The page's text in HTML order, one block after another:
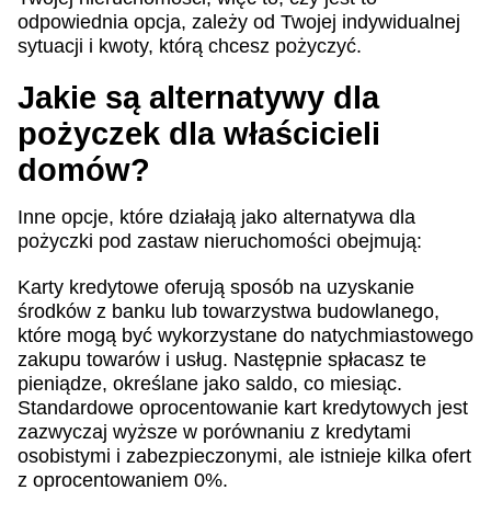
odpowiednia opcja, zależy od Twojej indywidualnej
sytuacji i kwoty, którą chcesz pożyczyć.
Jakie są alternatywy dla
pożyczek dla właścicieli
domów?
Inne opcje, które działają jako alternatywa dla
pożyczki pod zastaw nieruchomości obejmują:
Karty kredytowe oferują sposób na uzyskanie
środków z banku lub towarzystwa budowlanego,
które mogą być wykorzystane do natychmiastowego
zakupu towarów i usług. Następnie spłacasz te
pieniądze, określane jako saldo, co miesiąc.
Standardowe oprocentowanie kart kredytowych jest
zazwyczaj wyższe w porównaniu z kredytami
osobistymi i zabezpieczonymi, ale istnieje kilka ofert
z oprocentowaniem 0%.